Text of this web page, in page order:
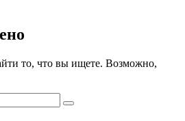
то, что вы ищете. Возможно,